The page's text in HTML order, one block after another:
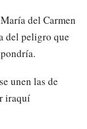
del Carmen
del peligro que
unen las de
iraquí